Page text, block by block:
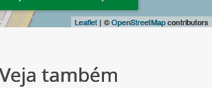
Leaflet | ©OpenStreetMapcontributors
também